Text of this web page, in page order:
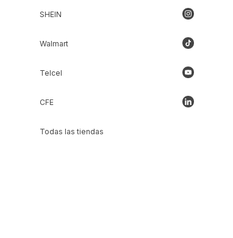
SHEIN
Walmart
Telcel
CFE
Todas las tiendas